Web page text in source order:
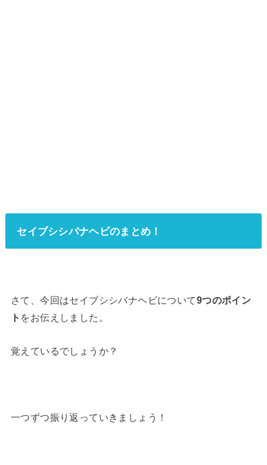
セイブシシバナヘビのまとめ！
さて、今回はセイブシシバナヘビについて9つのポイン
ト をお伝えしました。
覚えているでしょうか？
一つずつ振り返っていきましょう！